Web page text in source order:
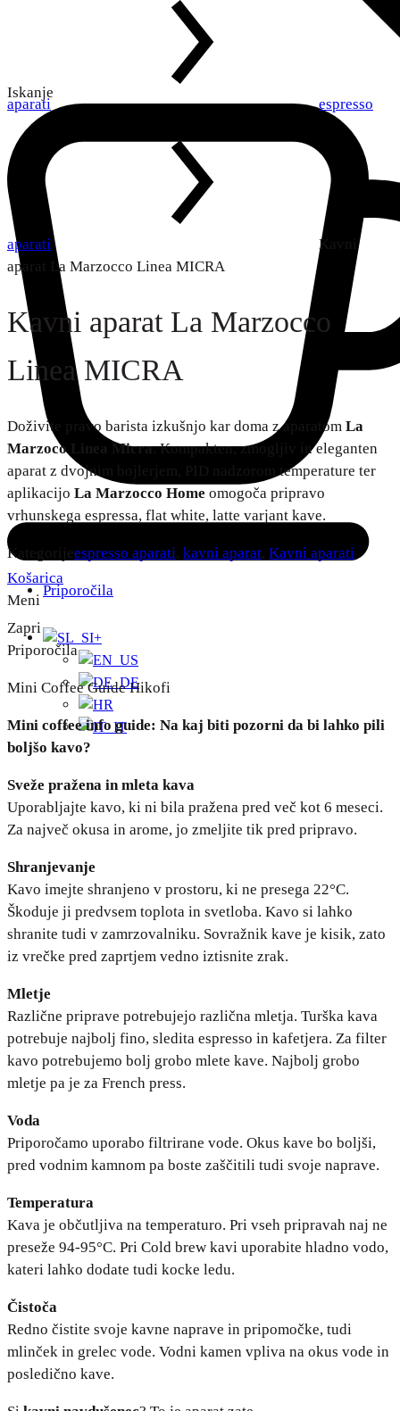
Iskanje
Košarica
Meni
+
aparati espresso
aparati
Kavni
aparat La Marzocco Linea MICRA
Kavni aparat La Marzocco
Linea MICRA
Doživite pravo barista izkušnjo kar doma z aparatom La
Marzoco Linea Micra. Kompakten, zmogljiv in eleganten
aparat z dvojnim bojlerjem, PID nadzorom temperature ter
aplikacijo La Marzocco Home omogoča pripravo
vrhunskega espressa, flat white, latte varjant kave.
Kategorije espresso aparati kavni aparat Kavni aparati
Priporočila
Zapri
Priporočila
Mini Coffee Guide Hikofi
Mini coffee info guide: Na kaj biti pozorni da bi lahko pili
boljšo kavo?
Sveže pražena in mleta kava
Uporabljajte kavo, ki ni bila pražena pred več kot 6 meseci.
Za največ okusa in arome, jo zmeljite tik pred pripravo.
Shranjevanje
Kavo imejte shranjeno v prostoru, ki ne presega 22°C.
Škoduje ji predvsem toplota in svetloba. Kavo si lahko
shranite tudi v zamrzovalniku. Sovražnik kave je kisik, zato
iz vrečke pred zaprtjem vedno iztisnite zrak.
Mletje
Različne priprave potrebujejo različna mletja. Turška kava
potrebuje najbolj fino, sledita espresso in kafetjera. Za filter
kavo potrebujemo bolj grobo mlete kave. Najbolj grobo
mletje pa je za French press.
Voda
Priporočamo uporabo filtrirane vode. Okus kave bo boljši,
pred vodnim kamnom pa boste zaščitili tudi svoje naprave.
Temperatura
Kava je občutljiva na temperaturo. Pri vseh pripravah naj ne
preseže 94-95°C. Pri Cold brew kavi uporabite hladno vodo,
kateri lahko dodate tudi kocke ledu.
Čistoča
Redno čistite svoje kavne naprave in pripomočke, tudi
mlinček in grelec vode. Vodni kamen vpliva na okus vode in
posledično kave.